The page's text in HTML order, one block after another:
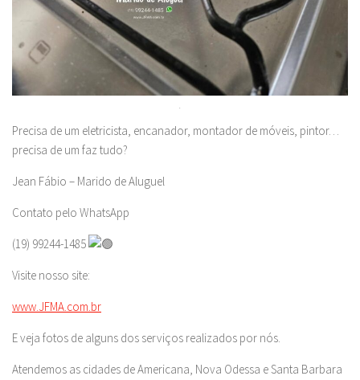
.
Precisa de um eletricista, encanador, montador de móveis, pintor…
precisa de um faz tudo?
Jean Fábio – Marido de Aluguel
Contato pelo WhatsApp
(19) 99244-1485
Visite nosso site:
www.JFMA.com.br
E veja fotos de alguns dos serviços realizados por nós.
Atendemos as cidades de Americana, Nova Odessa e Santa Barbara